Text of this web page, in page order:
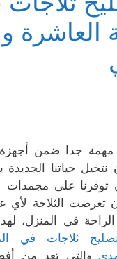
العاشرة
مهمة جدا ضمن
نتخيل حياتنا
توفرنا على مجمدات
تعرضت الثلاجة
في المنزل،
ثلاجات في
والتي تعد من